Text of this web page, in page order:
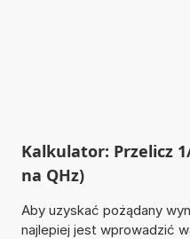
Kalkulator: Przelicz
na QHz)
Aby uzyskać pożądany
najlepiej jest wprowadzić